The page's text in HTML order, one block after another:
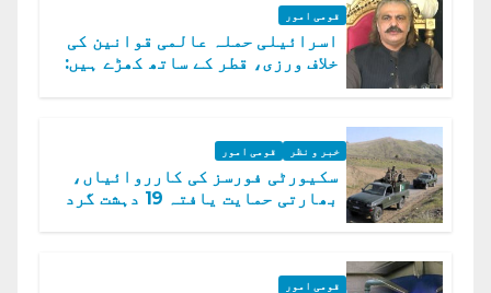
قومی امور
اسرائیلی حملہ عالمی قوانین کی
خلاف ورزی، قطر کے ساتھ کھڑے ہیں:
خبر و نظر قومی امور
سکیورٹی فورسز کی کارروائیاں،
بھارتی حمایت یافتہ 19 دہشت گرد
قومی امور